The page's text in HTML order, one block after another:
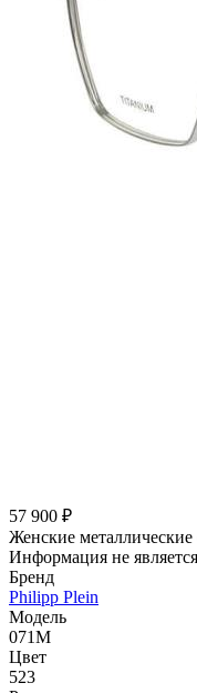
57 900 ₽
Женские
Информация не
Бренд
Philipp Plein
Модель
071M
Цвет
523